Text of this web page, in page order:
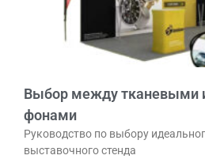
Выбор между тканевыми
фонами
Руководство по выбору
выставочного стенда